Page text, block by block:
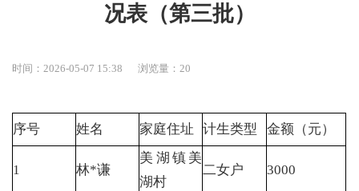
况表（第三批）
时间：2026-05-07 15:38 浏览量：20
序号 姓名 家庭住址 计生类型 金额（元）
1 林*谦
美湖镇美
湖村
二女户 3000